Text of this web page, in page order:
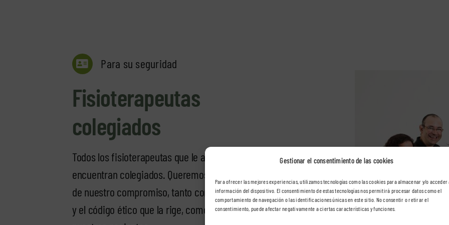
Gestionar el consentimiento de las cookies
Para ofrecer las mejores experiencias, utilizamos tecnologías como las cookies para almacenar y/o acceder
información del dispositivo. El consentimiento de estas tecnologías nos permitirá procesar datos como el
comportamiento de navegación o las identificaciones únicas en este sitio. No consentir o retirar el
consentimiento, puede afectar negativamente a ciertas características y funciones.
Para su seguridad
Fisioterapeutas
colegiados
Todos los fisioterapeutas que le atenderán se
encuentran colegiados. Queremos que sea consciente
de nuestro compromiso, tanto con nuestra profesión
y el código ético que la rige, como con cada uno de